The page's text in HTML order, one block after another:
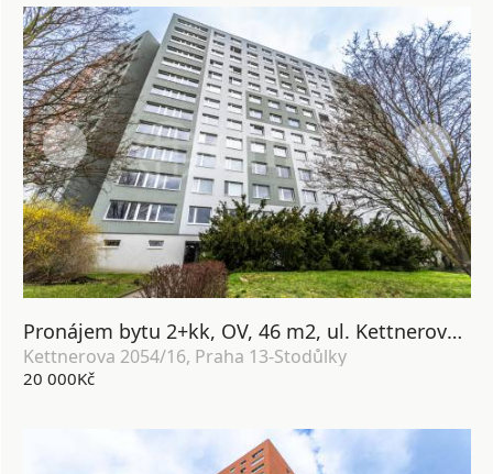
Pronájem bytu 2+kk, OV, 46 m2, ul. Kettnerova 2054/16, Praha 13 - Luka
Kettnerova 2054/16, Praha 13-Stodůlky
20 000Kč